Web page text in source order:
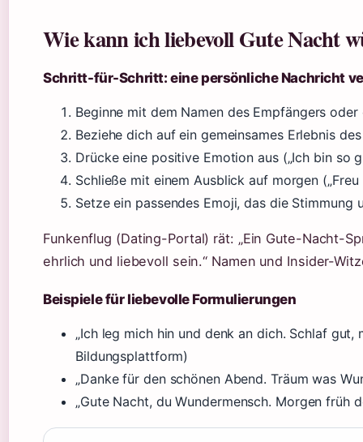
Wie kann ich liebevoll Gute Nacht
Schritt-für-Schritt: eine persönliche Nachricht
Beginne mit dem Namen des Empfängers oder
Beziehe dich auf ein gemeinsames Erlebnis
Drücke eine positive Emotion aus („Ich bin so
Schließe mit einem Ausblick auf morgen
Setze ein passendes Emoji, das die Stimmung
Funkenflug (Dating-Portal) rät: „Ein Gute-Nacht-
ehrlich und liebevoll sein.“ Namen und Insider-
Beispiele für liebevolle Formulierungen
„Ich leg mich hin und denk an dich. Schlaf gut,
Bildungsplattform)
„Danke für den schönen Abend. Träum was
„Gute Nacht, du Wundermensch. Morgen früh